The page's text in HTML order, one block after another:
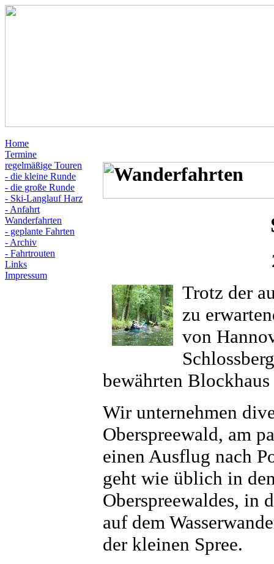
Home
Termine
regelmäßige Touren
- die kleine Runde
- die große Runde
- Ski-Langlauf Harz
- Anfahrt
Wanderfahrten
- geplante Fahrten
- Archiv
- Fahrtrouten
Links
Impressum
Trotz der
zu
von
bewährten
Wir unternehmen
Oberspreewald, am
einen Ausflug nach
geht wie üblich in
Oberspreewaldes, in
auf dem
der kleinen Spree.